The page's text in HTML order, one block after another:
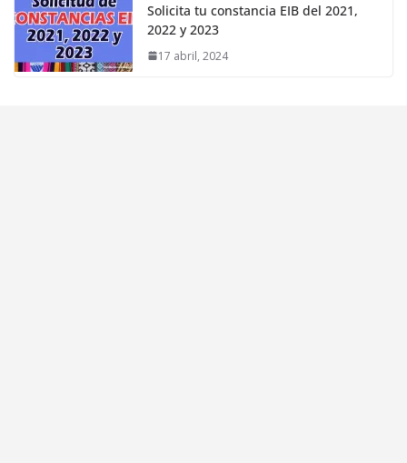
Solicita tu constancia EIB del 2021,
2022 y 2023
17 abril, 2024